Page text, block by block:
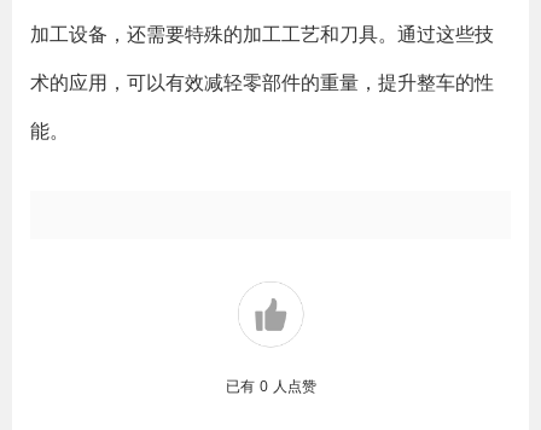
加工设备，还需要特殊的加工工艺和刀具。通过这些技
术的应用，可以有效减轻零部件的重量，提升整车的性
能。
已有 0 人点赞